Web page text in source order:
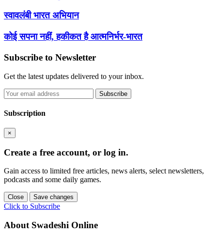
स्वावलंबी भारत अभियान
कोई सपना नहीं, हकीकत है आत्मनिर्भर-भारत
Subscribe to Newsletter
Get the latest updates delivered to your inbox.
Subscribe
Subscription
×
Create a free account, or log in.
Gain access to limited free articles, news alerts, select newsletters,
podcasts and some daily games.
Close Save changes
Click to Subscribe
About Swadeshi Online